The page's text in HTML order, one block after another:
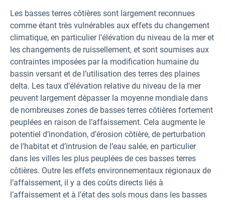
Les basses terres côtières sont largement reconnues
comme étant très vulnérables aux effets du changement
climatique, en particulier l’élévation du niveau de la mer et
les changements de ruissellement, et sont soumises aux
contraintes imposées par la modification humaine du
bassin versant et de l’utilisation des terres des plaines
delta. Les taux d’élévation relative du niveau de la mer
peuvent largement dépasser la moyenne mondiale dans
de nombreuses zones de basses terres côtières fortement
peuplées en raison de l’affaissement. Cela augmente le
potentiel d’inondation, d’érosion côtière, de perturbation
de l’habitat et d’intrusion de l’eau salée, en particulier
dans les villes les plus peuplées de ces basses terres
côtières. Outre les effets environnementaux régionaux de
l’affaissement, il y a des coûts directs liés à
l’affaissement et à l’état des sols mous dans les basses